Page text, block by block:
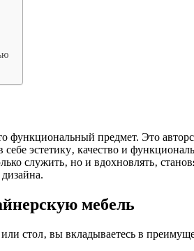
функциональный предмет. Это
эстетику‚ качество и
служить‚ но и вдохновлять‚
мебель
стол‚ вы вкладываетесь в